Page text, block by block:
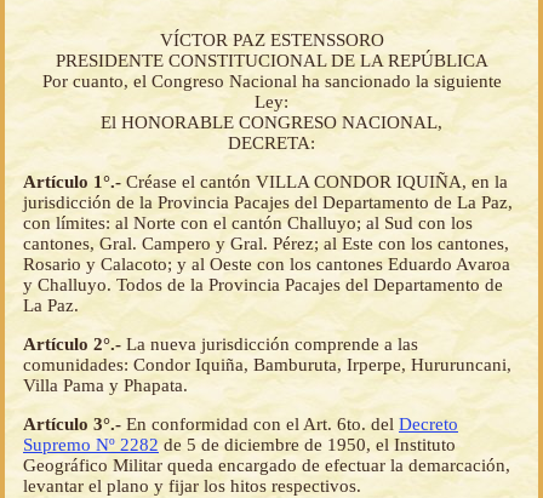
VÍCTOR PAZ ESTENSSORO
PRESIDENTE CONSTITUCIONAL DE LA REPÚBLICA
Por cuanto, el Congreso Nacional ha sancionado la siguiente
Ley:
El HONORABLE CONGRESO NACIONAL,
DECRETA:
Artículo 1°.- Créase el cantón VILLA CONDOR IQUIÑA, en la
jurisdicción de la Provincia Pacajes del Departamento de La Paz,
con límites: al Norte con el cantón Challuyo; al Sud con los
cantones, Gral. Campero y Gral. Pérez; al Este con los cantones,
Rosario y Calacoto; y al Oeste con los cantones Eduardo Avaroa
y Challuyo. Todos de la Provincia Pacajes del Departamento de
La Paz.
Artículo 2°.- La nueva jurisdicción comprende a las
comunidades: Condor Iquiña, Bamburuta, Irperpe, Hururuncani,
Villa Pama y Phapata.
Artículo 3°.- En conformidad con el Art. 6to. del Decreto
Supremo Nº 2282de 5 de diciembre de 1950, el Instituto
Geográfico Militar queda encargado de efectuar la demarcación,
levantar el plano y fijar los hitos respectivos.